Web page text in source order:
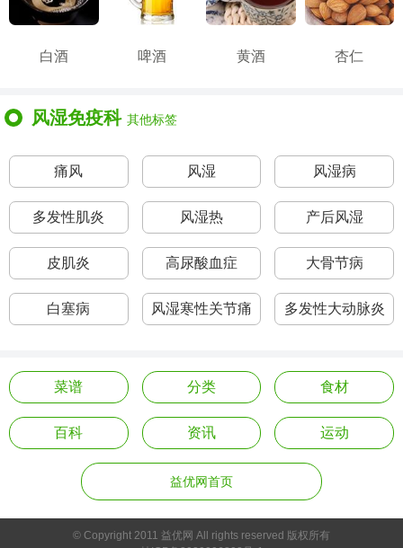
白酒 啤酒 黄酒 杏仁
风湿免疫科 其他标签
痛风 风湿 风湿病
多发性肌炎 风湿热 产后风湿
皮肌炎 高尿酸血症 大骨节病
白塞病 风湿寒性关节痛 多发性大动脉炎
菜谱 分类 食材
百科 资讯 运动
益优网首页
© Copyright 2011 益优网 All rights reserved 版权所有